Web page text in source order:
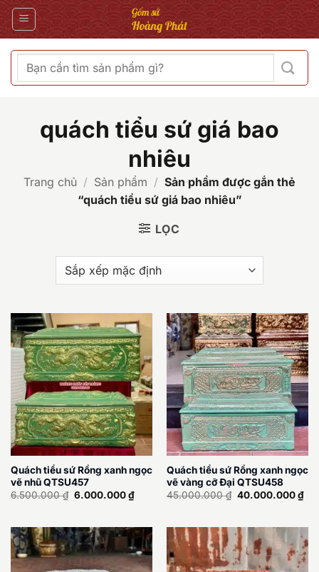
Bỏ
qua
Tìm
kiếm:
quách tiểu sứ giá bao
nhiêu
Trang chủ / Sản phẩm / Sản phẩm được gắn thẻ
“quách tiểu sứ giá bao nhiêu”
LỌC
Quách tiểu sứ Rồng xanh ngọc
vẽ nhũ QTSU457
6.500.000₫ Giá
6.000.000₫Giá
hiện
6.000.000 ₫.
Quách tiểu sứ Rồng xanh ngọc
vẽ vàng cỡ Đại QTSU458
45.000.000₫ Giá
40.000.000₫Giá